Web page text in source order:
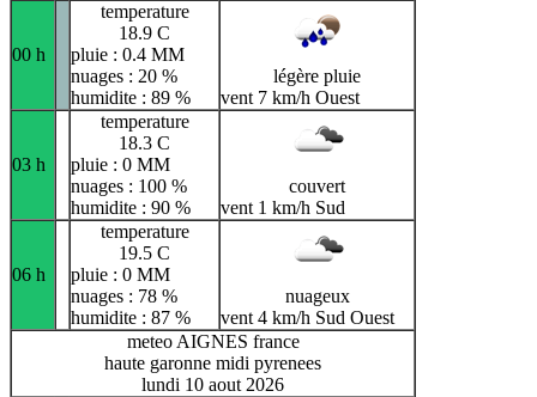
00 h
temperature
18.9 C
pluie : 0.4 MM
nuages : 20 %
humidite : 89 %
légère pluie
vent 7 km/h Ouest
03 h
temperature
18.3 C
pluie : 0 MM
nuages : 100 %
humidite : 90 %
couvert
vent 1 km/h Sud
06 h
temperature
19.5 C
pluie : 0 MM
nuages : 78 %
humidite : 87 %
nuageux
vent 4 km/h Sud Ouest
meteo AIGNES france
haute garonne midi pyrenees
lundi 10 aout 2026